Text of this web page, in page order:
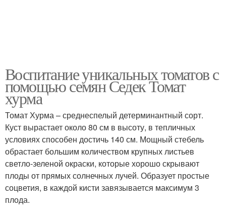
Воспитание уникальных томатов с
помощью семян Седек Томат
хурма
Томат Хурма – среднеспелый детерминантный сорт.
Куст вырастает около 80 см в высоту, в тепличных
условиях способен достичь 140 см. Мощный стебель
обрастает большим количеством крупных листьев
светло-зеленой окраски, которые хорошо скрывают
плоды от прямых солнечных лучей. Образует простые
соцветия, в каждой кисти завязывается максимум 3
плода.